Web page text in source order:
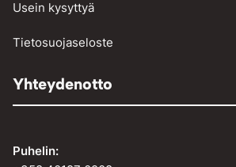
Usein kysyttyä
Tietosuojaseloste
Yhteydenotto
Puhelin: